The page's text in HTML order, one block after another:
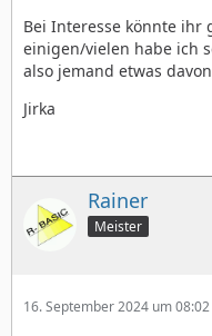
Bei Interesse könnte ihr
einigen/vielen habe ich
also jemand etwas
Jirka
Rainer
Meister
16. September 2024 um 08:02